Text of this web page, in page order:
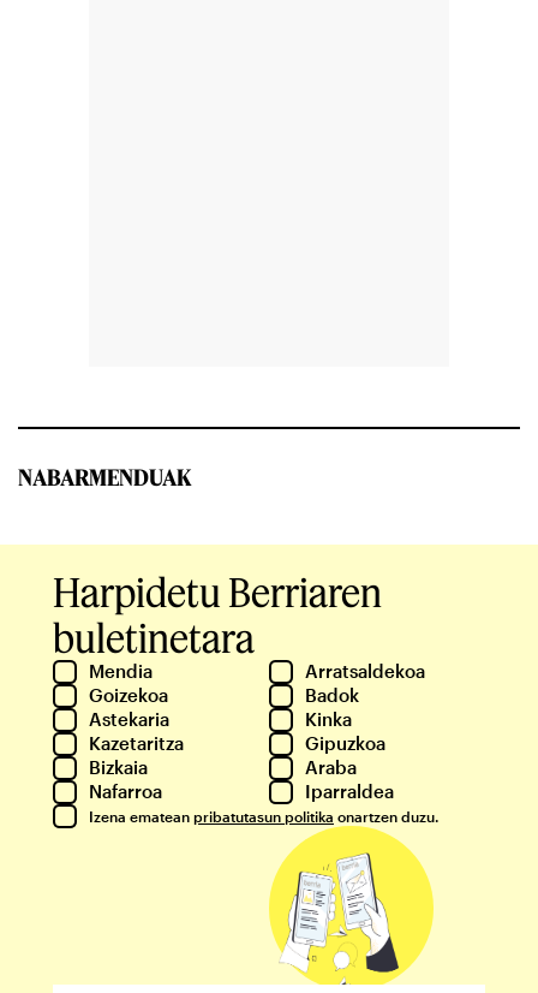
NABARMENDUAK
Harpidetu Berriaren
buletinetara
Mendia
Arratsaldekoa
Goizekoa
Badok
Astekaria
Kinka
Kazetaritza
Gipuzkoa
Bizkaia
Araba
Nafarroa
Iparraldea
Izena ematean pribatutasun politika onartzen duzu.